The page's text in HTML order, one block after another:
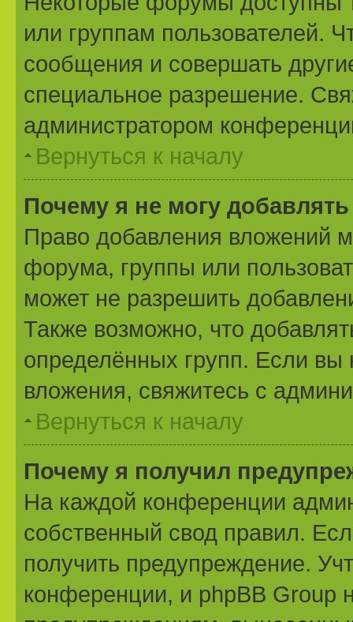
или группам пользователей.
сообщения и совершать
специальное разрешение.
администратором
Вернуться к началу
Почему я не могу
Право добавления вложений
форума, группы или
может не разрешить
Также возможно, что
определённых групп. Если вы
вложения, свяжитесь с
Вернуться к началу
Почему я получил
На каждой конференции
собственный свод правил.
получить предупреждение.
конференции, и phpBB Group